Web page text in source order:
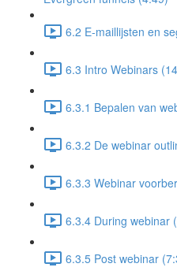
6.2 E-maillijsten en
6.3 Intro Webinars
6.3.1 Bepalen van
6.3.2 De webinar
6.3.3 Webinar
6.3.4 During webinar
6.3.5 Post webinar